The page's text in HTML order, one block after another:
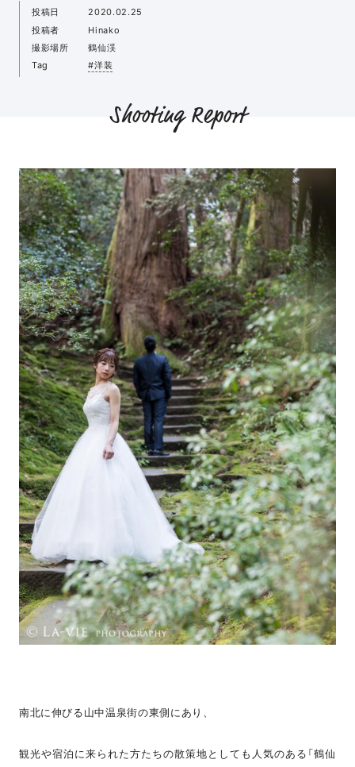
投稿日
2020.02.25
投稿者
Hinako
撮影場所
鶴仙渓
Tag
#洋装
Shooting Report
南北に伸びる山中温泉街の東側にあり、
観光や宿泊に来られた方たちの散策地としても人気のある「鶴仙